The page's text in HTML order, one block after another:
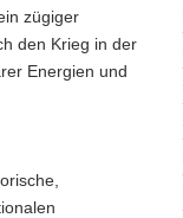
zügiger
den Krieg in der
Energien und